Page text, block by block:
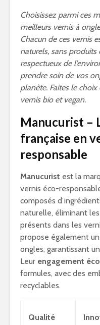
Choisissez parmi ces
meilleurs vernis à
Chacun de ces vernis
naturels, sans
respectueux de
prendre soin de vos
planète. Faites le
vernis bio et vegan.
Manucurist –
française en
responsable
Manucurist est la
vernis éco-
composés
naturelle, éliminant
présents dans les
propose également
ongles, garantissant
Leur engagement
formules, avec des
recyclables.
Qualité